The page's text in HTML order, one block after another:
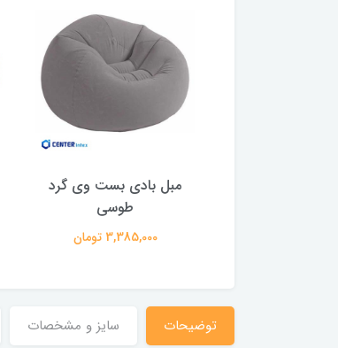
مبل بادی بست وی گرد
طوسی
3,385,000 تومان
توضیحات سایز و مشخصات